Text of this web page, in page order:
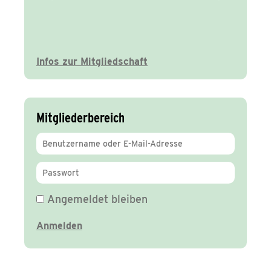
Infos zur Mitgliedschaft
Mitgliederbereich
Angemeldet bleiben